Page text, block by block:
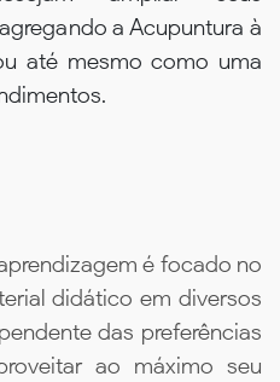
a Acupuntura à
até mesmo como uma
é focado no
didático em diversos
das preferências
ao máximo seu